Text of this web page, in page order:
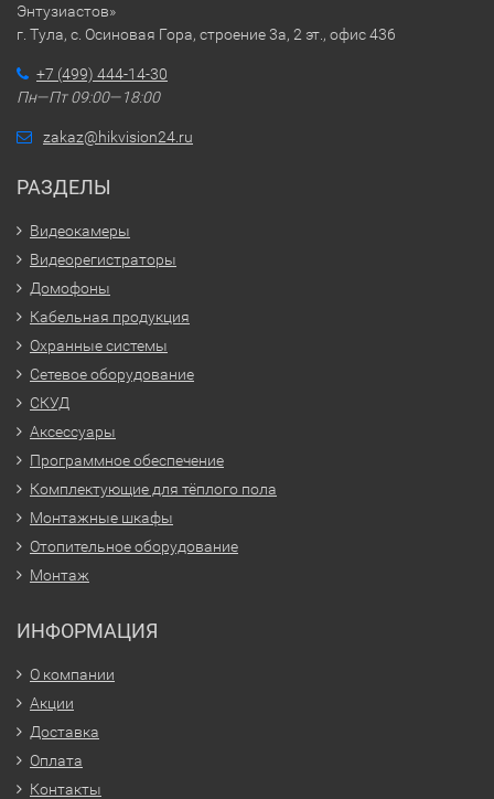
Энтузиастов»
г. Тула, с. Осиновая Гора, строение 3а, 2 эт., офис 436
+7 (499) 444-14-30
Пн—Пт 09:00—18:00
zakaz@hikvision24.ru
РАЗДЕЛЫ
Видеокамеры
Видеорегистраторы
Домофоны
Кабельная продукция
Охранные системы
Сетевое оборудование
СКУД
Аксессуары
Программное обеспечение
Комплектующие для тёплого пола
Монтажные шкафы
Отопительное оборудование
Монтаж
ИНФОРМАЦИЯ
О компании
Акции
Доставка
Оплата
Контакты